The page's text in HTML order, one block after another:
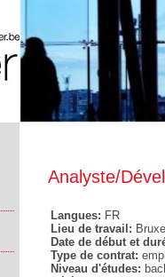
Analyste/
Langues: FR
Lieu de travail:
Date de début et
Type de contrat:
Niveau d'études: